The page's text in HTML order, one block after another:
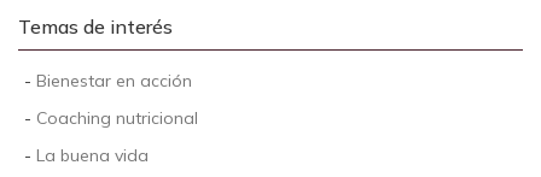
Temas de interés
- Bienestar en acción
- Coaching nutricional
- La buena vida